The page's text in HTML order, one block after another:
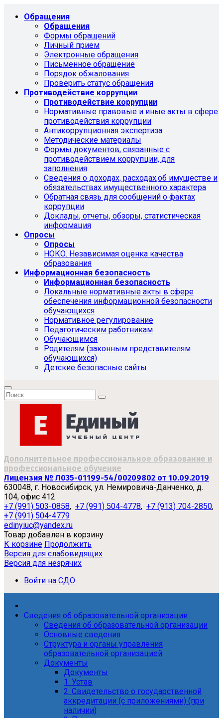
Обращения
Обращения
Формы обращений
Личный прием
Электронные обращения
Письменное обращение
Порядок обжалования
Проверить статус обращения
Противодействие коррупции
Противодействие коррупции
Нормативные правовые и иные акты в сфере
противодействия коррупции
Антикоррупционная экспертиза
Методические материалы
Формы документов, связанные с
противодействием коррупции, для
заполнения
Сведения о доходах, расходах,об имуществе и
обязательствах имущественного характера
Обратная связь для сообщений о фактах
коррупции
Доклады, отчеты, обзоры, статистическая
информация
Опросы
Опросы
НОКО. Независимая оценка качества
образования
Информационная безопасность
Информационная безопасность
Локальные нормативные акты в сфере
обеспечения информационной безопасности
обучающихся
Нормативное регулирование
Педагогическим работникам
Обучающимся
Родителям (законным представителям
обучающихся)
Детские безопасные сайты
Дополнительное профессиональное образование и
профессиональное обучение
Лицензия № Л035-01199-54/00209802 от 10.09.2019
630048, г. Новосибирск, ул. Немировича-Данченко, д.
104, офис 412
+7 (991) 503-0858, +7 (991) 504-4778, +7 (913) 704-2850,
+7 (991) 504-4779
edinyiuc@yandex.ru
Товар добавлен в корзину
К корзине Продолжить
Версия для слабовидящих
Версия для незрячих
Войти на СДО
Сведения об образовательной организации
Сведения об образовательной организации
Основные сведения
Структура и органы управления
образовательной организацией
Документы
Документы
1. Устав
2. Свидетельство о государственной
аккредитации (с приложениями) (при
наличии)